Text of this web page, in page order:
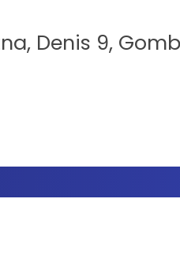
Denis 9,